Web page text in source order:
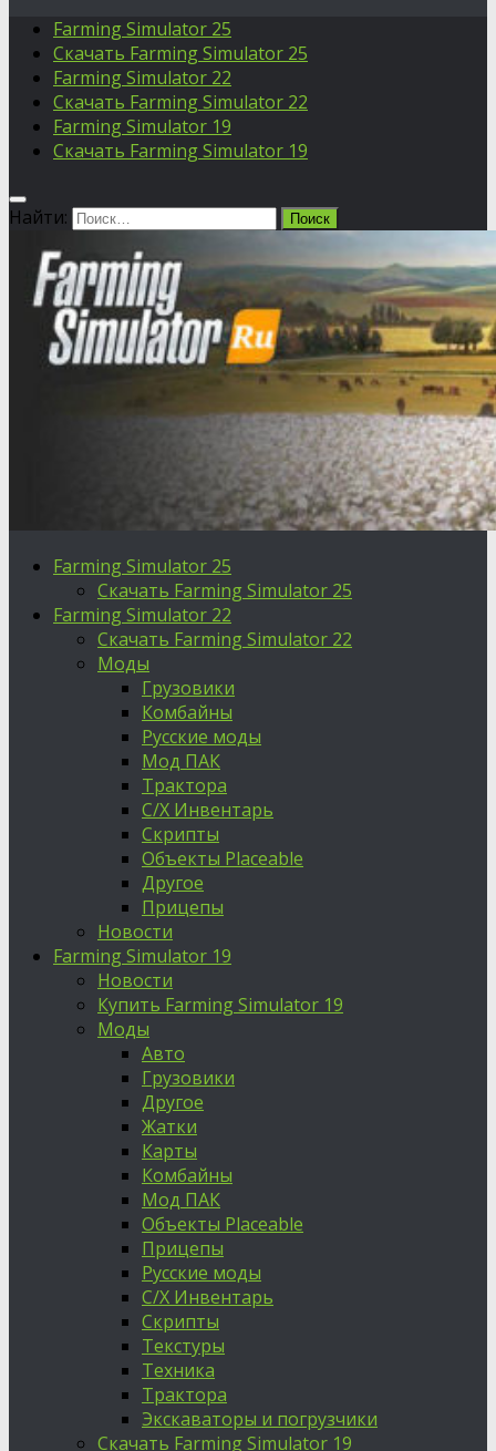
Farming Simulator 25
Скачать Farming Simulator 25
Farming Simulator 22
Скачать Farming Simulator 22
Farming Simulator 19
Скачать Farming Simulator 19
Найти:
Farming Simulator 25
Скачать Farming Simulator 25
Farming Simulator 22
Скачать Farming Simulator 22
Моды
Грузовики
Комбайны
Русские моды
Мод ПАК
Трактора
С/Х Инвентарь
Скрипты
Объекты Placeable
Другое
Прицепы
Новости
Farming Simulator 19
Новости
Купить Farming Simulator 19
Моды
Авто
Грузовики
Другое
Жатки
Карты
Комбайны
Мод ПАК
Объекты Placeable
Прицепы
Русские моды
С/Х Инвентарь
Скрипты
Текстуры
Техника
Трактора
Экскаваторы и погрузчики
Скачать Farming Simulator 19